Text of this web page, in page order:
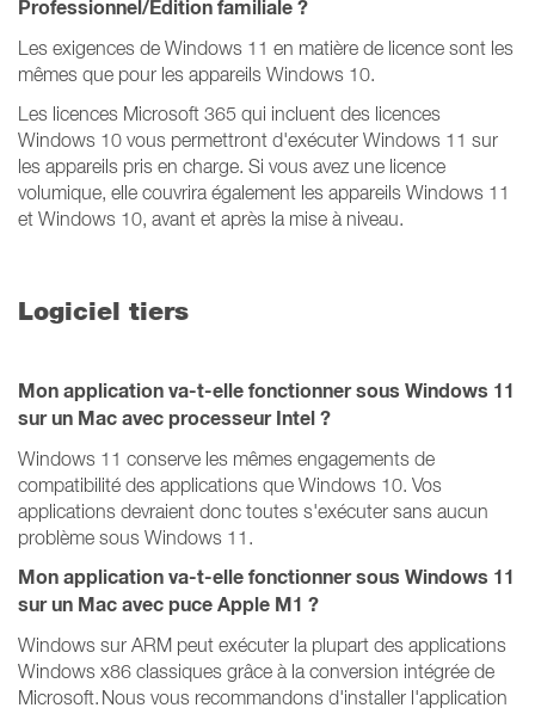
Professionnel/Édition familiale ?
Les exigences de Windows 11 en matière de licence sont les
mêmes que pour les appareils Windows 10.
Les licences Microsoft 365 qui incluent des licences
Windows 10 vous permettront d'exécuter Windows 11 sur
les appareils pris en charge. Si vous avez une licence
volumique, elle couvrira également les appareils Windows 11
et Windows 10, avant et après la mise à niveau.
Logiciel tiers
Mon application va-t-elle fonctionner sous Windows 11
sur un Mac avec processeur Intel ?
Windows 11 conserve les mêmes engagements de
compatibilité des applications que Windows 10. Vos
applications devraient donc toutes s'exécuter sans aucun
problème sous Windows 11.
Mon application va-t-elle fonctionner sous Windows 11
sur un Mac avec puce Apple M1 ?
Windows sur ARM peut exécuter la plupart des applications
Windows x86 classiques grâce à la conversion intégrée de
Microsoft. Nous vous recommandons d'installer l'application